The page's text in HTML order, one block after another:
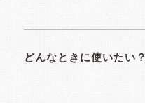
どんなときに使いたい？